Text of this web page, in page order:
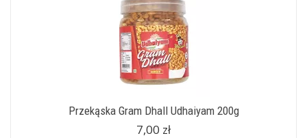
Przekąska Gram Dhall Udhaiyam 200g
7,00 zł